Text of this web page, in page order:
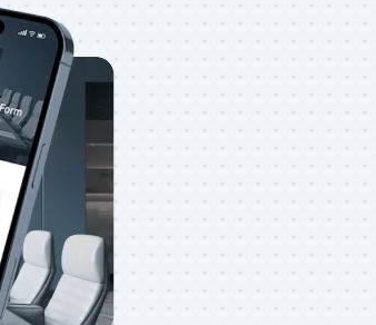
facendo il tuo
in modo da
e migliorare le